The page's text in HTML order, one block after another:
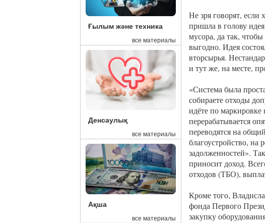
Ғылым және техника
все материалы
Денсаулық
все материалы
Ақша
все материалы
Не зря говорят, если
пришла в голову
мусора, да так,
выгодно. Идея
вторсырья.
и тут же, на месте,
«Система была
собираете отходы
идёте по маркировке
перерабатывается
переводятся на
благоустройство,
задолженностей».
приносит доход.
отходов (ТБО),
Кроме того,
фонда Первого
закупку